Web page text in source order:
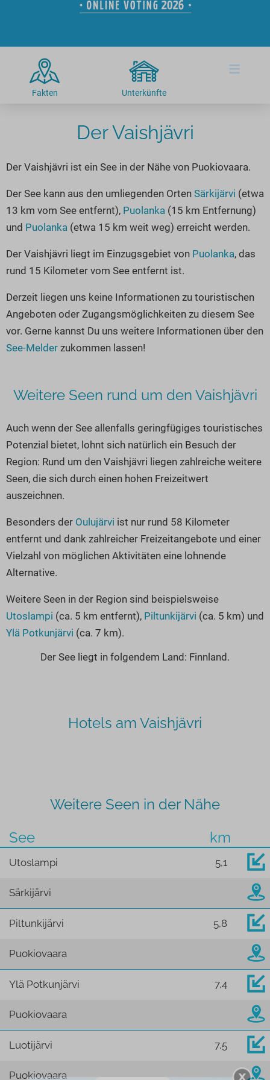
Radtouren am See
Kitesurfen
Kanu- & Kajaktouren
Badeseen in Deutschland
Wellness am See
Romantik Hotels
Urlaub an der Küste
Unterkünfte
Hotels am See
Ferienwohnungen
Kanu- & Kajak-Urlaub
Wanderurlaub
Bikeurlaub
Auszeit & Wellness
Camping am See
Top-Hotels
Wellness-Hotels
Biohotels
Ausgefallenes
Häuser auf dem Wasser
Hundefreundliche Unterkünfte
Glamping
Seen in Deutschland
Seen in Europa
Überwachte Badestellen
Unsere See-Highlights
Deutschlands schönste Seen
Top Seen nach Bundesländern
Top Seen nach Regionen
Deutschlands Lieblingsseen
Seen in Europa
Österreich
Schweiz
Frankreich
Norwegen
alle Länder…
Fakten Unterkünfte
≡
Der Vaishjävri
Der Vaishjävri ist ein See in der Nähe von Puokiovaara.
Der See kann aus den umliegenden Orten Särkijärvi (etwa
13 km vom See entfernt), Puolanka (15 km Entfernung)
und Puolanka (etwa 15 km weit weg) erreicht werden.
Der Vaishjävri liegt im Einzugsgebiet von Puolanka, das
rund 15 Kilometer vom See entfernt ist.
Derzeit liegen uns keine Informationen zu touristischen
Angeboten oder Zugangsmöglichkeiten zu diesem See
vor. Gerne kannst Du uns weitere Informationen über den
See-Melder zukommen lassen!
Weitere Seen rund um den Vaishjävri
Auch wenn der See allenfalls geringfügiges touristisches
Potenzial bietet, lohnt sich natürlich ein Besuch der
Region: Rund um den Vaishjävri liegen zahlreiche weitere
Seen, die sich durch einen hohen Freizeitwert
auszeichnen.
Besonders der Oulujärvi ist nur rund 58 Kilometer
entfernt und dank zahlreicher Freizeitangebote und einer
Vielzahl von möglichen Aktivitäten eine lohnende
Alternative.
Weitere Seen in der Region sind beispielsweise
Utoslampi (ca. 5 km entfernt), Piltunkijärvi (ca. 5 km) und
Ylä Potkunjärvi (ca. 7 km).
Der See liegt in folgendem Land: Finnland.
Hotels am Vaishjävri
Weitere Seen in der Nähe
See
km
Utoslampi 5,1
Särkijärvi
Piltunkijärvi 5,8
Puokiovaara
Ylä Potkunjärvi 7,4
Puokiovaara
Luotijärvi 7,5
Puokiovaara